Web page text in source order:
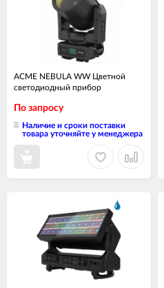
ACME NEBULA WW Цветной
светодиодный прибор
По запросу
Наличие и сроки поставки
товара уточняйте у менеджера